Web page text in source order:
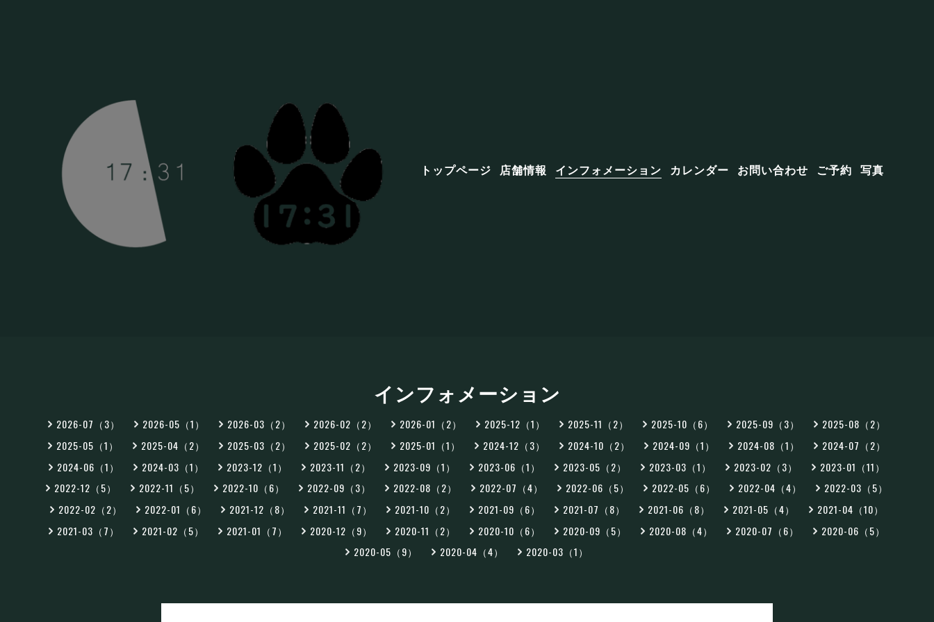
トップページ 店舗情報 インフォメーション カレンダー お問い合わせ ご予約 写真
インフォメーション
2026-07（3） 2026-05（1） 2026-03（2） 2026-02（2） 2026-01（2） 2025-12（1） 2025-11（2） 2025-10（6） 2025-09（3）
2025-08（2）
2025-05（1）
2025-04（2） 2025-03（2） 2025-02（2） 2025-01（1） 2024-12（3） 2024-10（2） 2024-09（1） 2024-08（1）
2024-07（2）
2024-06（1）
2024-03（1） 2023-12（1） 2023-11（2） 2023-09（1） 2023-06（1） 2023-05（2） 2023-03（1） 2023-02（3）
2023-01（11）
2022-12（5）
2022-11（5） 2022-10（6） 2022-09（3） 2022-08（2） 2022-07（4） 2022-06（5） 2022-05（6） 2022-04（4）
2022-03（5）
2022-02（2）
2022-01（6） 2021-12（8） 2021-11（7） 2021-10（2） 2021-09（6） 2021-07（8） 2021-06（8） 2021-05（4）
2021-04（10）
2021-03（7）
2021-02（5） 2021-01（7） 2020-12（9） 2020-11（2） 2020-10（6） 2020-09（5） 2020-08（4） 2020-07（6）
2020-06（5）
2020-05（9）
2020-04（4） 2020-03（1）